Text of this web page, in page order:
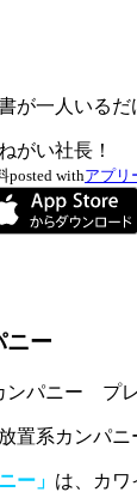
が一人いるだ
がい社長！
posted withアプリ
ニー
置系カンパニ
ー」 は、カワ